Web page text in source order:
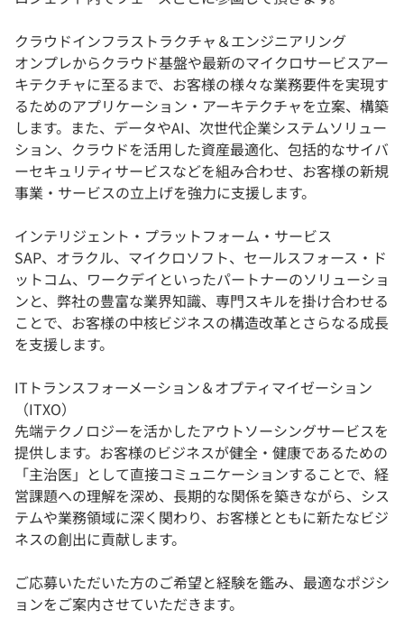
クラウドインフラストラクチャ＆エンジニアリング
オンプレからクラウド基盤や最新のマイクロサービスアー
キテクチャに至るまで、お客様の様々な業務要件を実現す
るためのアプリケーション・アーキテクチャを立案、構築
します。また、データやAI、次世代企業システムソリュー
ション、クラウドを活用した資産最適化、包括的なサイバ
ーセキュリティサービスなどを組み合わせ、お客様の新規
事業・サービスの立上げを強力に支援します。
インテリジェント・プラットフォーム・サービス
SAP、オラクル、マイクロソフト、セールスフォース・ド
ットコム、ワークデイといったパートナーのソリューショ
ンと、弊社の豊富な業界知識、専門スキルを掛け合わせる
ことで、お客様の中核ビジネスの構造改革とさらなる成長
を支援します。
ITトランスフォーメーション＆オプティマイゼーション
（ITXO）
先端テクノロジーを活かしたアウトソーシングサービスを
提供します。お客様のビジネスが健全・健康であるための
「主治医」として直接コミュニケーションすることで、経
営課題への理解を深め、長期的な関係を築きながら、シス
テムや業務領域に深く関わり、お客様とともに新たなビジ
ネスの創出に貢献します。
ご応募いただいた方のご希望と経験を鑑み、最適なポジシ
ョンをご案内させていただきます。